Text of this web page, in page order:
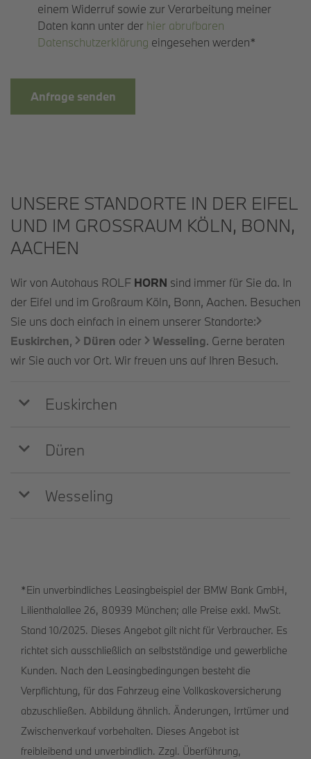
einem Widerruf sowie zur Verarbeitung meiner
Daten kann unter der hier abrufbaren
Datenschutzerklärung eingesehen werden*
Anfrage senden
UNSERE STANDORTE IN DER EIFEL
UND IM GROSSRAUM KÖLN, BONN, A
ACHEN
Wir von Autohaus ROLF HORN sind immer für Sie da. In
der Eifel und im Großraum Köln, Bonn, Aachen. Besuchen
Sie uns doch einfach in einem unserer Standorte:
Euskirchen, Düren oder Wesseling. Gerne beraten
wir Sie auch vor Ort. Wir freuen uns auf Ihren Besuch.
Euskirchen
Düren
Wesseling
*Ein unverbindliches Leasingbeispiel der BMW Bank GmbH,
Lilienthalallee 26, 80939 München; alle Preise exkl. MwSt.
Stand 10/2025. Dieses Angebot gilt nicht für Verbraucher. Es
richtet sich ausschließlich an selbstständige und gewerbliche
Kunden. Nach den Leasingbedingungen besteht die
Verpflichtung, für das Fahrzeug eine Vollkaskoversicherung
abzuschließen. Abbildung ähnlich. Änderungen, Irrtümer und
Zwischenverkauf vorbehalten. Dieses Angebot ist
freibleibend und unverbindlich. Zzgl. Überführung,